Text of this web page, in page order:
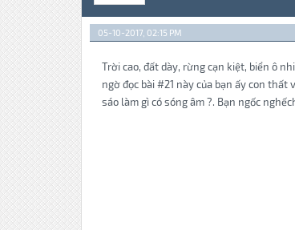
05-10-2017, 02:15 PM
Trời cao, đất dày, rừng cạn kiệt, biển ô
ngờ đọc bài #21 này của bạn ấy con
sáo làm gì có sóng âm ?. Bạn ngốc